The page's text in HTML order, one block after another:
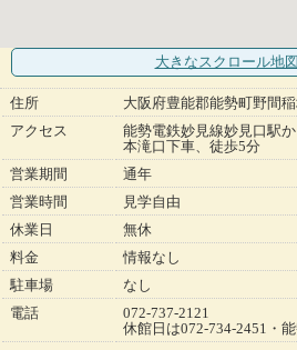
大きなスクロール地図
住所
大阪府豊能郡能勢町野間
アクセス
能勢電鉄妙見線妙見口駅
本滝口下車、徒歩5分
営業期間
通年
営業時間
見学自由
休業日
無休
料金
情報なし
駐車場
なし
電話
072-737-2121
休館日は072-734-2451・